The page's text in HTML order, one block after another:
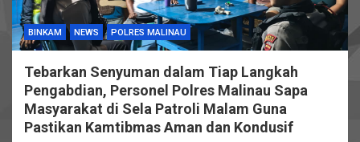
BINKAM NEWS POLRES MALINAU
Tebarkan Senyuman dalam Tiap Langkah
Pengabdian, Personel Polres Malinau Sapa
Masyarakat di Sela Patroli Malam Guna
Pastikan Kamtibmas Aman dan Kondusif